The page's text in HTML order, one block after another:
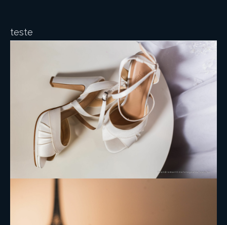
teste